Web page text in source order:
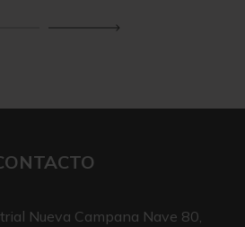
Nueva Campana Nave 80,